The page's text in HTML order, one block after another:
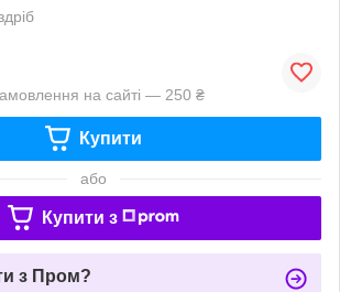
на сайті — 250 ₴
Купити
або
Купити з
з Пром?